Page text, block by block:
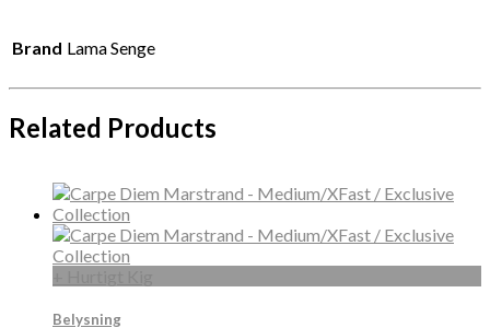
Brand Lama Senge
Related Products
Belysning